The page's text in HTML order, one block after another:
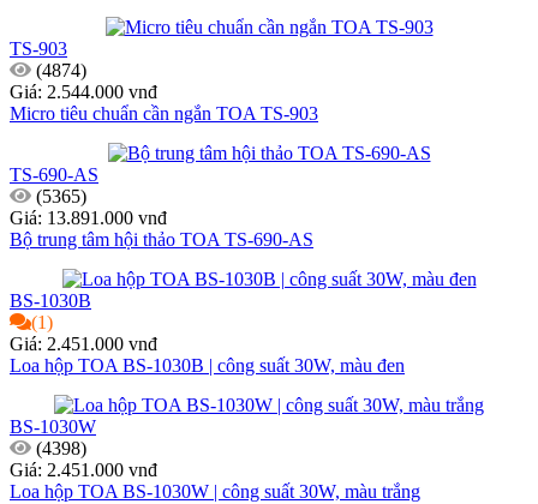
TS-903
(4874)
Giá: 2.544.000 vnđ
Micro tiêu chuẩn cần ngắn TOA TS-903
TS-690-AS
(5365)
Giá: 13.891.000 vnđ
Bộ trung tâm hội thảo TOA TS-690-AS
BS-1030B
(1)
Giá: 2.451.000 vnđ
Loa hộp TOA BS-1030B | công suất 30W, màu đen
BS-1030W
(4398)
Giá: 2.451.000 vnđ
Loa hộp TOA BS-1030W | công suất 30W, màu trắng